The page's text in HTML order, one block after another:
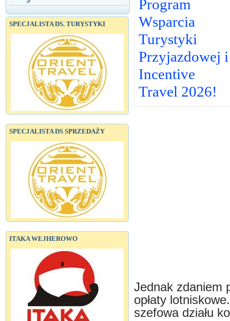
SPECJALISTA DS. TURYSTYKI
SPECJALISTA DS SPRZEDAŻY
ITAKA WEJHEROWO
Program
Wsparcia
Turystyki
Przyjazdowej i
Incentive
Travel 2026!
Jednak zdaniem
opłaty
szefowa działu